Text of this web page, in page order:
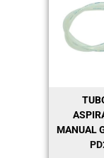
MANUAL